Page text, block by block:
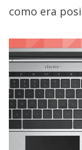
informática,
trucos y
tutoriales.
El Grupo
Informático
(CC) 2006-
2026.Algunos
reservados.
como era